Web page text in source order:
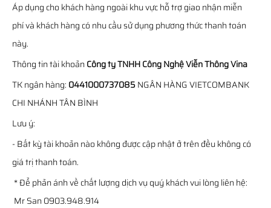
Áp dụng cho khách hàng ngoài khu vực hỗ trợ giao nhận miễn
phí và khách hàng có nhu cầu sử dụng phương thức thanh toán
này.
Thông tin tài khoảnCông ty TNHH Công Nghệ Viễn Thông Vina
TK ngân hàng: 0441000737085NGÂN HÀNG VIETCOMBANK
CHI NHÁNH TÂN BÌNH
Lưu ý:
- Bất kỳ tài khoản nào không được cập nhật ở trên đều không có
giá trị thanh toán.
* Để phản ánh về chất lượng dịch vụ quý khách vui lòng liên hệ:
Mr San 0903.948.914